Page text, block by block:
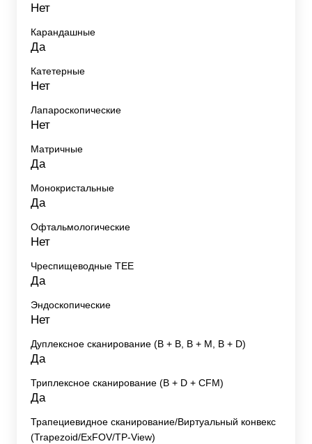
Нет
Карандашные
Да
Катетерные
Нет
Лапароскопические
Нет
Матричные
Да
Монокристальные
Да
Офтальмологические
Нет
Чреспищеводные TEE
Да
Эндоскопические
Нет
Дуплексное сканирование (В + В, В + М, В + D)
Да
Триплексное сканирование (В + D + CFM)
Да
Трапециевидное сканирование/Виртуальный конвекс
(Trapezoid/ExFOV/TP-View)